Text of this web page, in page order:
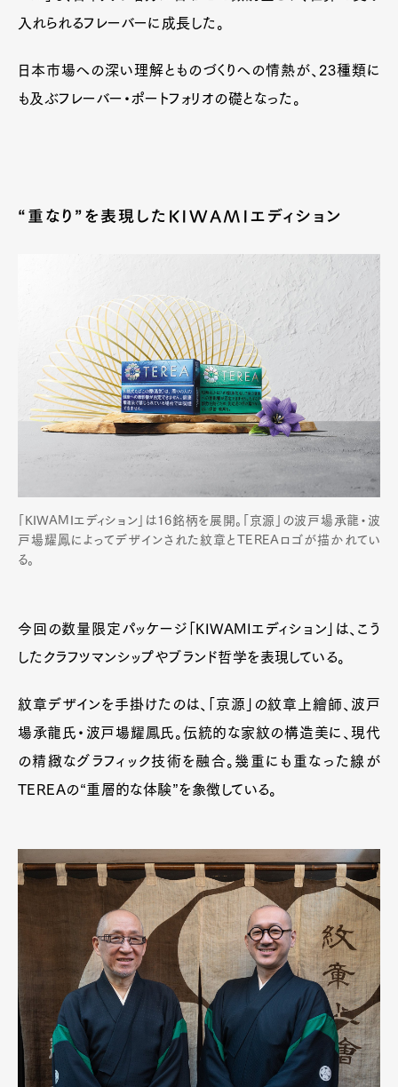
入れられるフレーバーに成長した。
日本市場への深い理解とものづくりへの情熱が、23種類に
も及ぶフレーバー・ポートフォリオの礎となった。
“重なり”を表現したKIWAMIエディション
「KIWAMIエディション」は16銘柄を展開。
「京源」の波戸場承龍・波
戸場耀鳳によってデザインされた紋章とTEREAロゴが描かれてい
る。
今回の数量限定パッケージ「KIWAMIエディション」は、こう
したクラフツマンシップやブランド哲学を表現している。
紋章デザインを手掛けたのは、「京源」の紋章上繪師、波戸
場承龍氏・波戸場耀鳳氏。伝統的な家紋の構造美に、現代
の精緻なグラフィック技術を融合。幾重にも重なった線が
TEREAの“重層的な体験”を象徴している。